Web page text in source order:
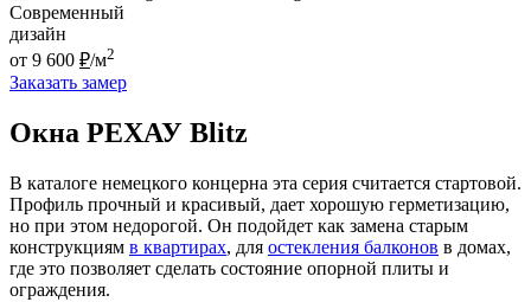
Современный
дизайн
от 9 600 ₽/м2
Заказать замер
Окна РЕХАУ Blitz
В каталоге немецкого концерна эта серия считается стартовой.
Профиль прочный и красивый, дает хорошую герметизацию,
но при этом недорогой. Он подойдет как замена старым
конструкциям в квартирах, для остекления балконов в домах,
где это позволяет сделать состояние опорной плиты и
ограждения.